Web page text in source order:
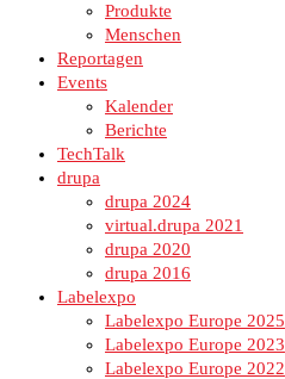
Produkte
Menschen
Reportagen
Events
Kalender
Berichte
TechTalk
drupa
drupa 2024
virtual.drupa 2021
drupa 2020
drupa 2016
Labelexpo
Labelexpo Europe 2025
Labelexpo Europe 2023
Labelexpo Europe 2022